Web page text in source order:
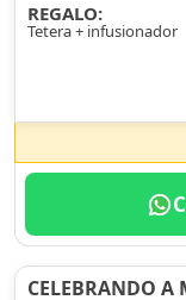
REGALO:
Tetera + infusionador
CELEBRANDO